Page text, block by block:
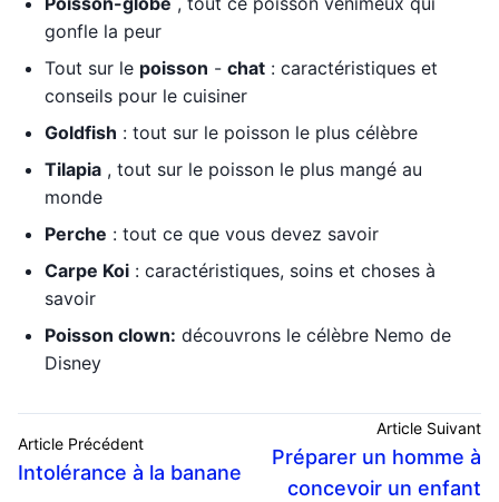
gonfle la peur
Tout sur le poisson - chat : caractéristiques et
conseils pour le cuisiner
Goldfish : tout sur le poisson le plus célèbre
Tilapia , tout sur le poisson le plus mangé au
monde
Perche : tout ce que vous devez savoir
Carpe Koi : caractéristiques, soins et choses à
savoir
Poisson clown: découvrons le célèbre Nemo de
Disney
Article Précédent
Intolérance à la banane
Article Suivant
Préparer un homme à
concevoir un enfant